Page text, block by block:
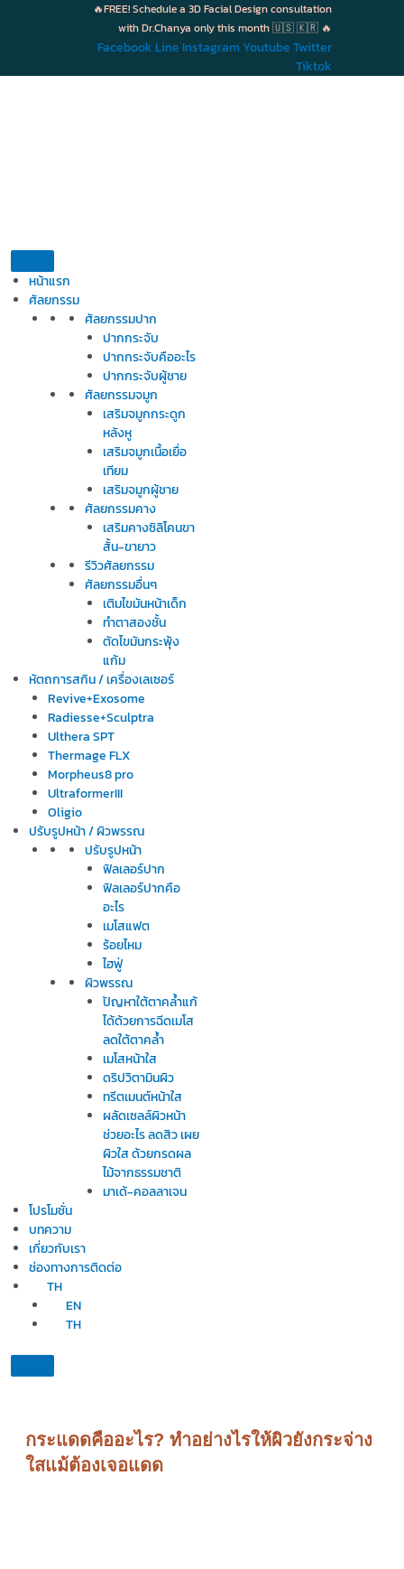
🔥FREE! Schedule a 3D Facial Design consultation
with Dr.Chanya only this month 🇺🇸 🇰🇷 🔥
Facebook Line Instagram Youtube Twitter
Tiktok
หน้าแรก
ศัลยกรรม
ศัลยกรรมปาก
ปากกระจับ
ปากกระจับคืออะไร
ปากกระจับผู้ชาย
ศัลยกรรมจมูก
เสริมจมูกกระดูก
หลังหู
เสริมจมูกเนื้อเยื่อ
เทียม
เสริมจมูกผู้ชาย
ศัลยกรรมคาง
เสริมคางซิลิโคนขา
สั้น-ขายาว
รีวิวศัลยกรรม
ศัลยกรรมอื่นๆ
เติมไขมันหน้าเด็ก
ทำตาสองชั้น
ตัดไขมันกระพุ้ง
แก้ม
หัตถการสกิน / เครื่องเลเซอร์
Revive+Exosome
Radiesse+Sculptra
Ulthera SPT
Thermage FLX
Morpheus8 pro
UltraformerIII
Oligio
ปรับรูปหน้า / ผิวพรรณ
ปรับรูปหน้า
ฟิลเลอร์ปาก
ฟิลเลอร์ปากคือ
อะไร
เมโสแฟต
ร้อยไหม
ไฮฟู่
ผิวพรรณ
ปัญหาใต้ตาคล้ำแก้
ได้ด้วยการฉีดเมโส
ลดใต้ตาคล้ำ
เมโสหน้าใส
ดริปวิตามินผิว
ทรีตเมนต์หน้าใส
ผลัดเซลล์ผิวหน้า
ช่วยอะไร ลดสิว เผย
ผิวใส ด้วยกรดผล
ไม้จากธรรมชาติ
มาเด้-คอลลาเจน
โปรโมชั่น
บทความ
เกี่ยวกับเรา
ช่องทางการติดต่อ
TH
EN
TH
กระแดดคืออะไร? ทำอย่างไรให้ผิวยังกระจ่าง
ใสแม้ต้องเจอแดด